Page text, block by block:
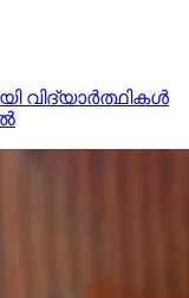
വിദ്യാര്‍ത്ഥികള്‍